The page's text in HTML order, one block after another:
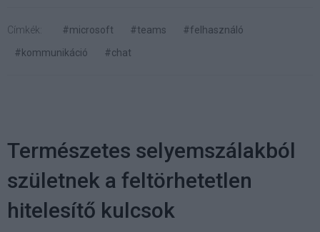
Címkék: #microsoft #teams
#felhasználó
#kommunikáció
#chat
Természetes selyemszálakból
születnek a feltörhetetlen
hitelesítő kulcsok